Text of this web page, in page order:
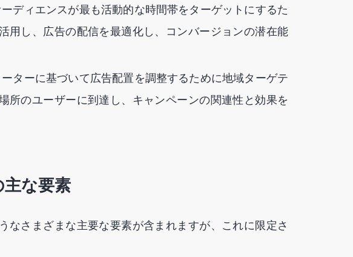
ディエンスが最も活動的な時間帯をターゲットにするた
用し、広告の配信を最適化し、コンバージョンの潜在能
ターに基づいて広告配置を調整するために地域ターゲテ
所のユーザーに到達し、キャンペーンの関連性と効果を
な要素
なさまざまな主要な要素が含まれますが、これに限定さ